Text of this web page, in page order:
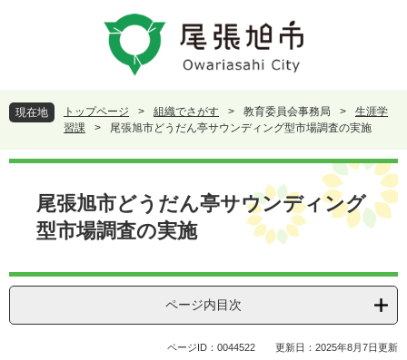
頭
で
。
飛
ば
て
現在地 トップページ > 組織でさがす > 教育委員会事務局 >
生涯学
習課
> 尾張旭市どうだん亭サウンディング型市場調査の実施
本
尾張旭市どうだん亭サウンディング
型市場調査の実施
ページ内目次
ページID：0044522 更新日：2025年8月7日更新